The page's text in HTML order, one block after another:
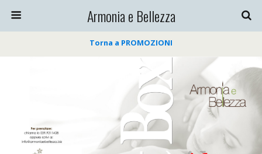
Armonia e Bellezza
Torna a PROMOZIONI